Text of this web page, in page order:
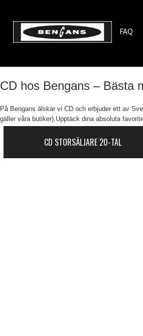
FAQ
CD hos Bengans – Bästa
På Bengans älskar vi CD och erbjuder ett av
gäller våra butiker).Upptäck dina absoluta
CD STORSÄLJARE 20-TAL